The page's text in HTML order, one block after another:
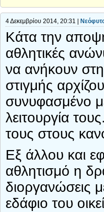
4 Δεκεμβρίου 2014, 20:31 |
Κάτα την
αθλητικές
να ανήκουν
στιγμής
συνυφασμένο
λειτουργία
τους στους
Εξ άλλου και
αθλητισμό η
διοργανώσεις
εδάφιο του